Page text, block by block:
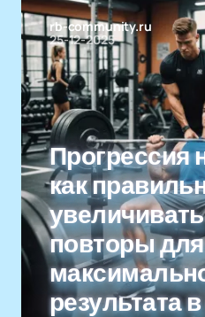
rb-community.ru
25-12-2025
Прогрессия
как
повторы для
результата